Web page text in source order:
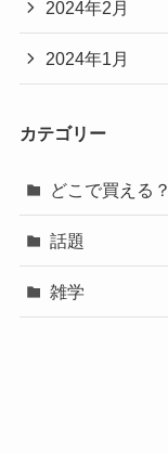
2024年2月
2024年1月
カテゴリー
どこで買える？
話題
雑学